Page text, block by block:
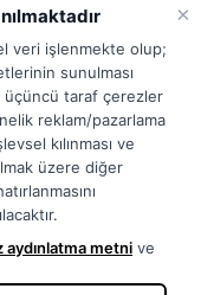
Güneşli Bağcılar
×
veri işlenmekte olup;
sunulması
üçüncü taraf çerezler
reklam/pazarlama
kılınması ve
üzere diğer
aydınlatma metni ve